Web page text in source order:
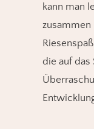
kann man
die auf das